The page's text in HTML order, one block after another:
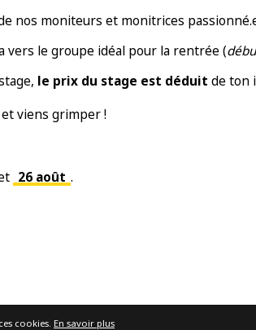
nos moniteurs et monitrices
vers le groupe idéal pour la rentrée (
le prix du stage est déduit de ton
viens grimper !
26 août .
cookies. En savoir plus